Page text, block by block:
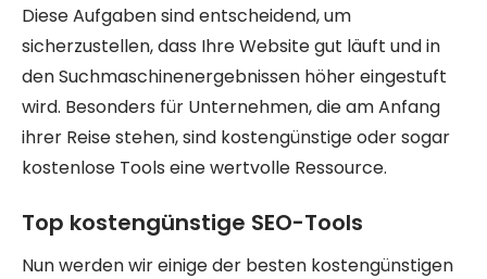
Diese Aufgaben sind entscheidend, um
sicherzustellen, dass Ihre Website gut läuft und in
den Suchmaschinenergebnissen höher eingestuft
wird. Besonders für Unternehmen, die am Anfang
ihrer Reise stehen, sind kostengünstige oder sogar
kostenlose Tools eine wertvolle Ressource.
Top kostengünstige SEO-Tools
Nun werden wir einige der besten kostengünstigen